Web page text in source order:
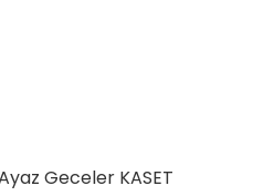
Geceler KASET